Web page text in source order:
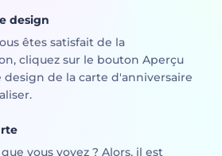
design
êtes satisfait de la
cliquez sur le bouton Aperçu
design de la carte d'anniversaire
vous voyez ? Alors, il est